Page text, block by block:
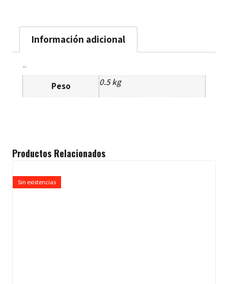
Información adicional
Peso 0.5 kg
Productos Relacionados
Sin existencias